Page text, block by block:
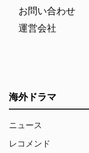
お問い合わせ
運営会社
海外ドラマ
ニュース
レコメンド